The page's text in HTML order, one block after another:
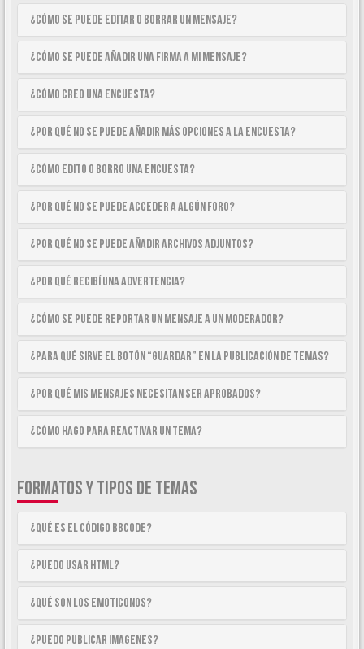
¿Cómo se puede editar o borrar un mensaje?
¿Cómo se puede añadir una firma a mi mensaje?
¿Cómo creo una encuesta?
¿Por qué no se puede añadir más opciones a la encuesta?
¿Cómo edito o borro una encuesta?
¿Por qué no se puede acceder a algún foro?
¿Por qué no se puede añadir archivos adjuntos?
¿Por qué recibí una advertencia?
¿Cómo se puede reportar un mensaje a un moderador?
¿Para qué sirve el botón “Guardar” en la publicación de temas?
¿Por qué mis mensajes necesitan ser aprobados?
¿Cómo hago para reactivar un tema?
FORMATOS Y TIPOS DE TEMAS
¿Qué es el código BBCode?
¿Puedo usar HTML?
¿Qué son los emoticonos?
¿Puedo publicar imagenes?